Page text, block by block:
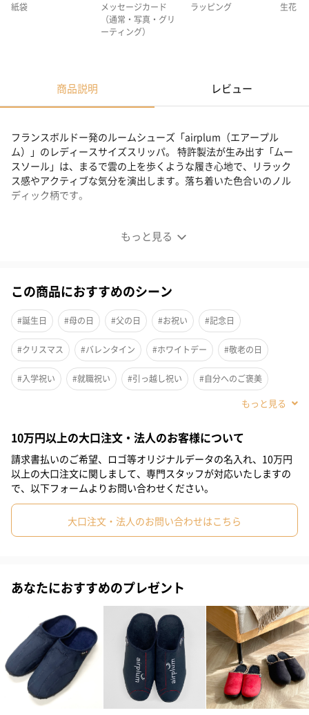
紙袋
メッセージカード
（通常・写真・グリ
ーティング）
ラッピング 生花
商品説明 レビュー
もっと見る
フランスボルドー発のルームシューズ「airplum（エアープル
ム）」のレディースサイズスリッパ。 特許製法が生み出す「ムー
スソール」は、まるで雲の上を歩くような履き心地で、リラック
ス感やアクティブな気分を演出します。落ち着いた色合いのノル
ディック柄です。
雲の上を歩くような履き心地のスリッパ
ム）」。
特許製法が生み出す「ムースソール」は、まるで雲の上を歩くよ
うな履き心地。
SODOPAC社所有の世界に2台しかない機械による技術力と計算さ
れたソール設計が、リラックス感やアクティブな気分を演出しま
す。
リラックスタイムに快適な履き心地です。
この商品におすすめのシーン
#誕生日 #母の日 #父の日 #お祝い #記念日
#クリスマス #バレンタイン #ホワイトデー #敬老の日
#入学祝い #就職祝い #引っ越し祝い #自分へのご褒美
#妻
#母親 #祖母 #上司女性 #同僚女性 #女子大学生
#姉 #娘 #姪 #部下女性 #義母 #親戚女性 #10代
#20代前半 #20代後半 #30代 #40代
#80代 #90代
10万円以上の大口注文・法人のお客様について
請求書払いのご希望、ロゴ等オリジナルデータの名入れ、10万円
以上の大口注文に関しまして、専門スタッフが対応いたしますの
で、以下フォームよりお問い合わせください。
大口注文・法人のお問い合わせはこちら
あなたにおすすめのプレゼント